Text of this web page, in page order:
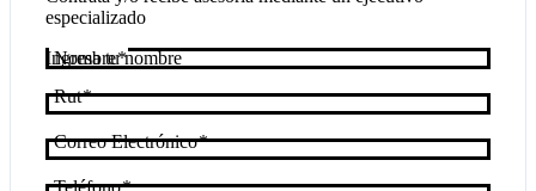
especializado
Nombre
Rut
Correo Electrónico
Teléfono